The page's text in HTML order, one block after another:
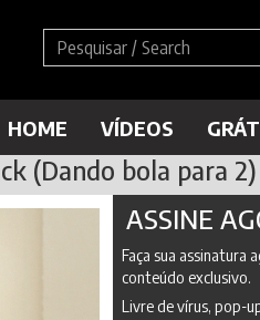
HOME VÍDEOS
(Dando bola para 2)
ASSINE
Faça sua assinatura
conteúdo exclusivo.
Livre de vírus, pop-